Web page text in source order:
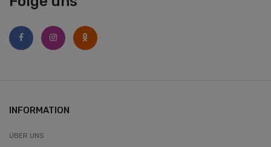
INFORMATION
ÜBER UNS